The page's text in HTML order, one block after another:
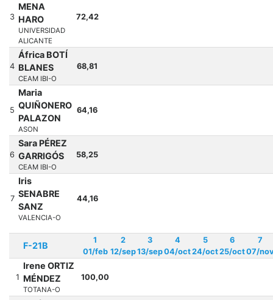
3
MENA
HARO
UNIVERSIDAD
ALICANTE
72,42
4
África BOTÍ
BLANES
CEAM IBI-O
68,81
5
Maria
QUIÑONERO
PALAZON
ASON
64,16
6
Sara PÉREZ
GARRIGÓS
CEAM IBI-O
58,25
7
Iris
SENABRE
SANZ
VALENCIA-O
44,16
F-21B
1
01/feb
2
12/sep
3
13/sep
4
04/oct
5
24/oct
6
25/oct
7
07/
1
Irene ORTIZ
MÉNDEZ
TOTANA-O
100,00